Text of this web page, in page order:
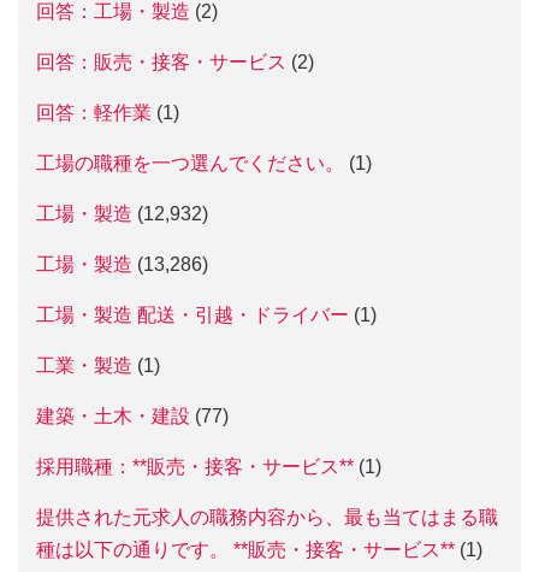
回答：工場・製造 (2)
回答：販売・接客・サービス (2)
回答：軽作業 (1)
工場の職種を一つ選んでください。 (1)
工場・製造 (12,932)
工場・製造 (13,286)
工場・製造 配送・引越・ドライバー (1)
工業・製造 (1)
建築・土木・建設 (77)
採用職種：**販売・接客・サービス** (1)
提供された元求人の職務内容から、最も当てはまる職
種は以下の通りです。 **販売・接客・サービス** (1)